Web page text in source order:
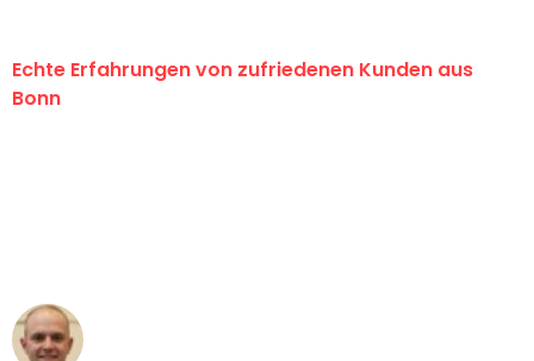
Echte Erfahrungen von zufriedenen Kunden aus
Bonn